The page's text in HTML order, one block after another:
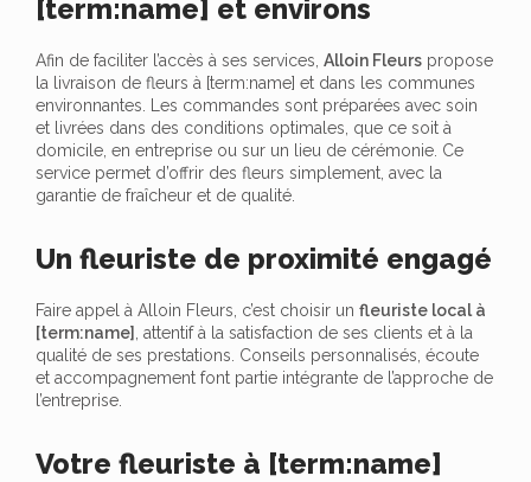
[term:name] et environs
Afin de faciliter l’accès à ses services, Alloin Fleurs propose
la livraison de fleurs à [term:name] et dans les communes
environnantes. Les commandes sont préparées avec soin
et livrées dans des conditions optimales, que ce soit à
domicile, en entreprise ou sur un lieu de cérémonie. Ce
service permet d’offrir des fleurs simplement, avec la
garantie de fraîcheur et de qualité.
Un fleuriste de proximité engagé
Faire appel à Alloin Fleurs, c’est choisir un fleuriste local à
[term:name]
, attentif à la satisfaction de ses clients et à la
qualité de ses prestations. Conseils personnalisés, écoute
et accompagnement font partie intégrante de l’approche de
l’entreprise.
Votre fleuriste à [term:name]